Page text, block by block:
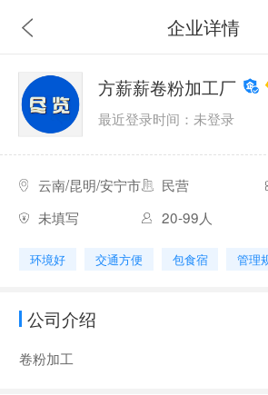
企业详情
方薪薪卷粉加工厂
最近登录时间：未登录
云南/昆明/安宁市 民营
未填写
20-99人
环境好 交通方便 包食宿 管理
公司介绍
卷粉加工